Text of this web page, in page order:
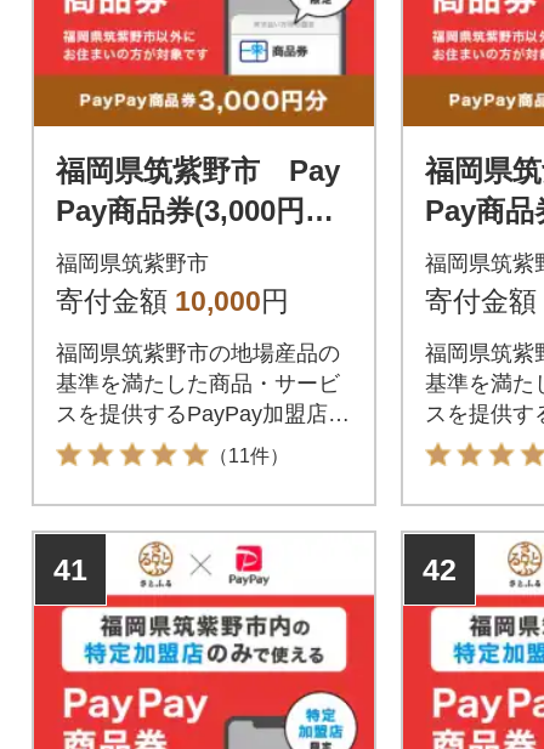
福岡県筑紫野市 Pay
Pay商品券(3,000円分)
※地域内の一部の加盟
店のみで利用可
福岡県筑紫野市
寄付金額 10,000円
福岡県筑紫野市の地場産品の
基準を満たした商品・サービ
スを提供するPayPay加盟店で
のお支払いにご利用いただけ
ます。福岡県筑紫野市在住の
方はPayPay商品券を受け取れ
ませんのでご注意ください。
（11件）
福岡県
Pay商品
※地域内
店のみ
福岡県筑紫
寄付金額
福岡県筑紫
基準を満た
スを提供す
のお支払い
ます。福岡
方は
ませんので
41 42